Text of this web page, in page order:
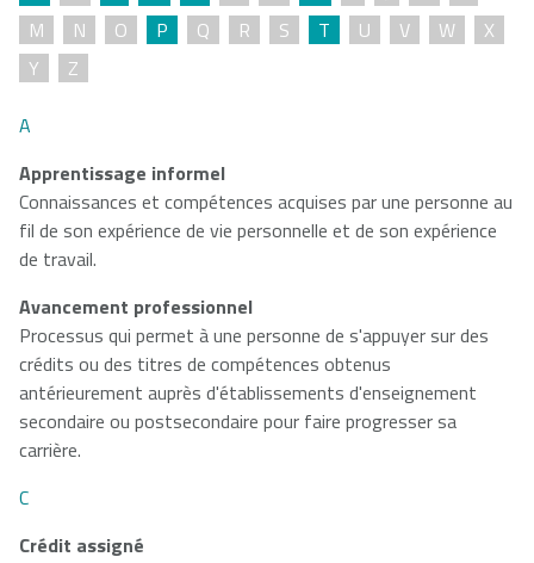
NSCAD
University
Saint Mary's
St. Francis
Université
Sainte-Anne
University of
King's
M
N O P Q R S T U V W
X
Y
Z
A
Apprentissage informel
Connaissances et compétences acquises par une personne au
fil de son expérience de vie personnelle et de son expérience
de travail.
Avancement professionnel
Processus qui permet à une personne de s'appuyer sur des
crédits ou des titres de compétences obtenus
antérieurement auprès d'établissements d'enseignement
secondaire ou postsecondaire pour faire progresser sa
carrière.
C
Crédit assigné